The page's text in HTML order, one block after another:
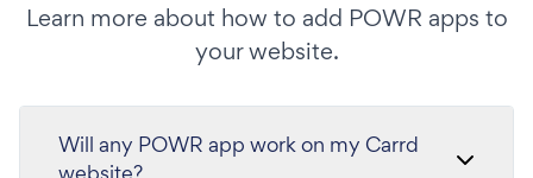
Learn more about how to add POWR apps to
your website.
Will any POWR app work on my Carrd